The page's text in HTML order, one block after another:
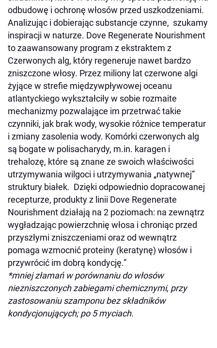
odbudowę i ochronę włosów przed uszkodzeniami.
Analizując i dobierając substancje czynne, szukamy
inspiracji w naturze. Dove Regenerate Nourishment
to zaawansowany program z ekstraktem z
Czerwonych alg, który regeneruje nawet bardzo
zniszczone włosy. Przez miliony lat czerwone algi
żyjące w strefie międzywpływowej oceanu
atlantyckiego wykształciły w sobie rozmaite
mechanizmy pozwalające im przetrwać takie
czynniki, jak brak wody, wysokie różnice temperatur
i zmiany zasolenia wody. Komórki czerwonych alg
są bogate w polisacharydy, m.in. karagen i
trehalozę, które są znane ze swoich właściwości
utrzymywania wilgoci i utrzymywania „natywnej”
struktury białek. Dzięki odpowiednio dopracowanej
recepturze, produkty z linii Dove Regenerate
Nourishment działają na 2 poziomach: na zewnątrz
wygładzając powierzchnię włosa i chroniąc przed
przyszłymi zniszczeniami oraz od wewnątrz
pomaga wzmocnić proteiny (keratynę) włosów i
przywrócić im dobrą kondycję.”
*mniej złamań w porównaniu do włosów
niezniszczonych zabiegami chemicznymi, przy
zastosowaniu szamponu bez składników
kondycjonujących; po 5 myciach.